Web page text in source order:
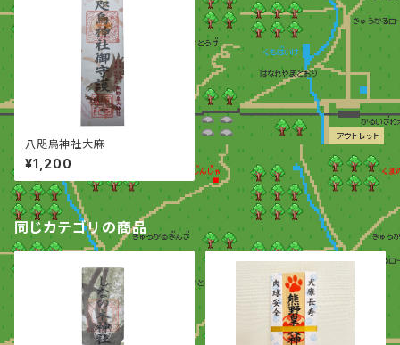
八咫烏神社大麻
¥1,200
同じカテゴリの商品